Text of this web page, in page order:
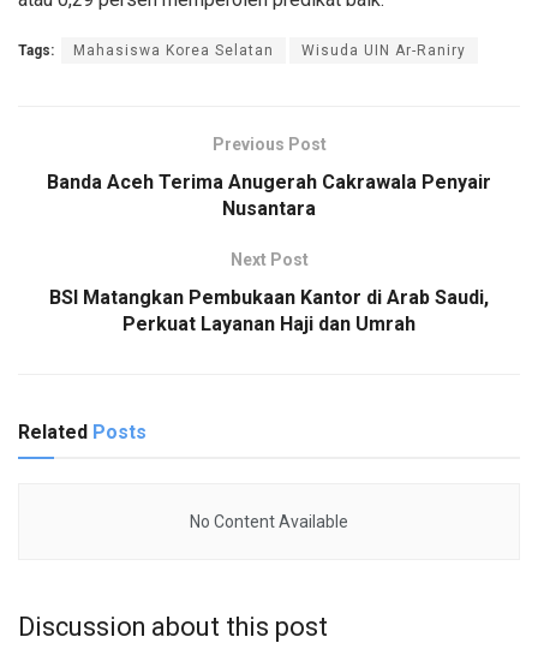
Tags: Mahasiswa Korea Selatan Wisuda UIN Ar-Raniry
Previous Post
Banda Aceh Terima Anugerah Cakrawala Penyair
Nusantara
Next Post
BSI Matangkan Pembukaan Kantor di Arab Saudi,
Perkuat Layanan Haji dan Umrah
Related Posts
No Content Available
Discussion about this post